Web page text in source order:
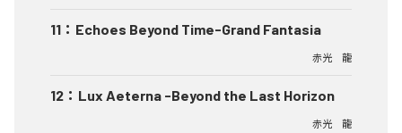
11 ： Echoes Beyond Time-Grand Fantasia
赤光 龍
12 ： Lux Aeterna -Beyond the Last Horizon
赤光 龍